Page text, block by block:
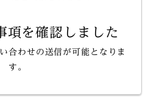
項を確認しました
合わせの送信が可能となりま
す。